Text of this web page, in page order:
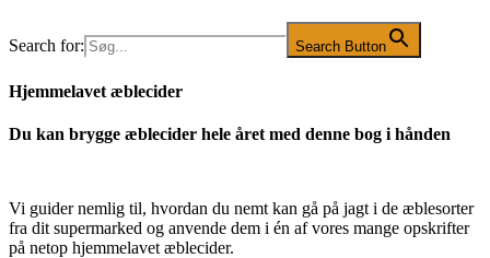
Search for: Search Button
Hjemmelavet æblecider
Du kan brygge æblecider hele året med denne bog i hånden
Vi guider nemlig til, hvordan du nemt kan gå på jagt i de æblesorter
fra dit supermarked og anvende dem i én af vores mange opskrifter
på netop hjemmelavet æblecider.